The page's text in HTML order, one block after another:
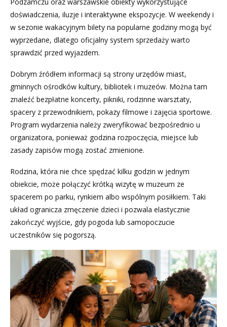
Podzamczu oraz warszawskie obiekty wykorzystujące
doświadczenia, iluzje i interaktywne ekspozycje. W weekendy i
w sezonie wakacyjnym bilety na popularne godziny mogą być
wyprzedane, dlatego oficjalny system sprzedaży warto
sprawdzić przed wyjazdem.
Dobrym źródłem informacji są strony urzędów miast,
gminnych ośrodków kultury, bibliotek i muzeów. Można tam
znaleźć bezpłatne koncerty, pikniki, rodzinne warsztaty,
spacery z przewodnikiem, pokazy filmowe i zajęcia sportowe.
Program wydarzenia należy zweryfikować bezpośrednio u
organizatora, ponieważ godzina rozpoczęcia, miejsce lub
zasady zapisów mogą zostać zmienione.
Rodzina, która nie chce spędzać kilku godzin w jednym
obiekcie, może połączyć krótką wizytę w muzeum ze
spacerem po parku, rynkiem albo wspólnym posiłkiem. Taki
układ ogranicza zmęczenie dzieci i pozwala elastycznie
zakończyć wyjście, gdy pogoda lub samopoczucie
uczestników się pogorszą.